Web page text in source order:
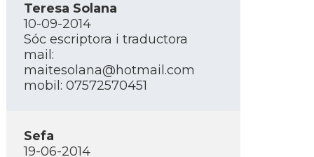
Teresa Solana
10-09-2014
Sóc escriptora i traductora
mail:
maitesolana@hotmail.com
mobil: 07572570451
Sefa
19-06-2014